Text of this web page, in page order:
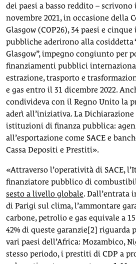
dei paesi a basso reddito –
novembre 2021, in occasione della
Glasgow (COP26), 34 paesi e
pubbliche aderirono alla cosiddetta
Glasgow”, impegno congiunto per
finanziamenti pubblici
estrazione, trasporto e
e gas entro il 31 dicembre 2022.
condivideva con il Regno Unito la
aderì all’iniziativa. La
istituzioni di finanza pubblica:
all’esportazione come SACE e
Cassa Depositi e Prestiti».
«Attraverso l’operatività di SACE,
finanziatore pubblico di
sesto a livello globale. Dall’entrata
di Parigi sul clima, l’ammontare
carbone, petrolio e gas equivale a
42% di queste garanzie[2] riguarda
vari paesi dell’Africa: Mozambico,
stesso periodo, i prestiti di CDP a